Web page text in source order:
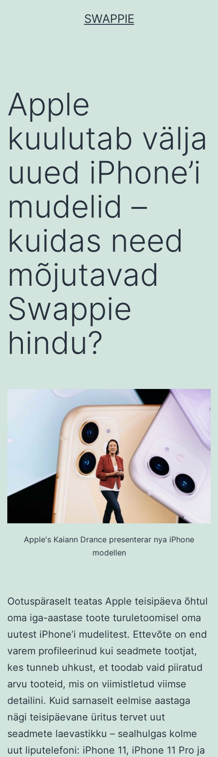
SWAPPIE
Apple
kuulutab välja
uued iPhone’i
mudelid –
kuidas need
mõjutavad
Swappie
hindu?
Apple's Kaiann Drance presenterar nya iPhone
modellen
Ootuspäraselt teatas Apple teisipäeva õhtul
oma iga-aastase toote turuletoomisel oma
uutest iPhone’i mudelitest. Ettevõte on end
varem profileerinud kui seadmete tootjat,
kes tunneb uhkust, et toodab vaid piiratud
arvu tooteid, mis on viimistletud viimse
detailini. Kuid sarnaselt eelmise aastaga
nägi teisipäevane üritus tervet uut
seadmete laevastikku – sealhulgas kolme
uut liputelefoni: iPhone 11, iPhone 11 Pro ja